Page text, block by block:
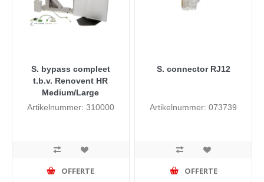
S. bypass compleet
t.b.v. Renovent HR
Medium/Large
Artikelnummer: 310000
OFFERTE
S. connector RJ12
Artikelnummer: 073739
OFFERTE